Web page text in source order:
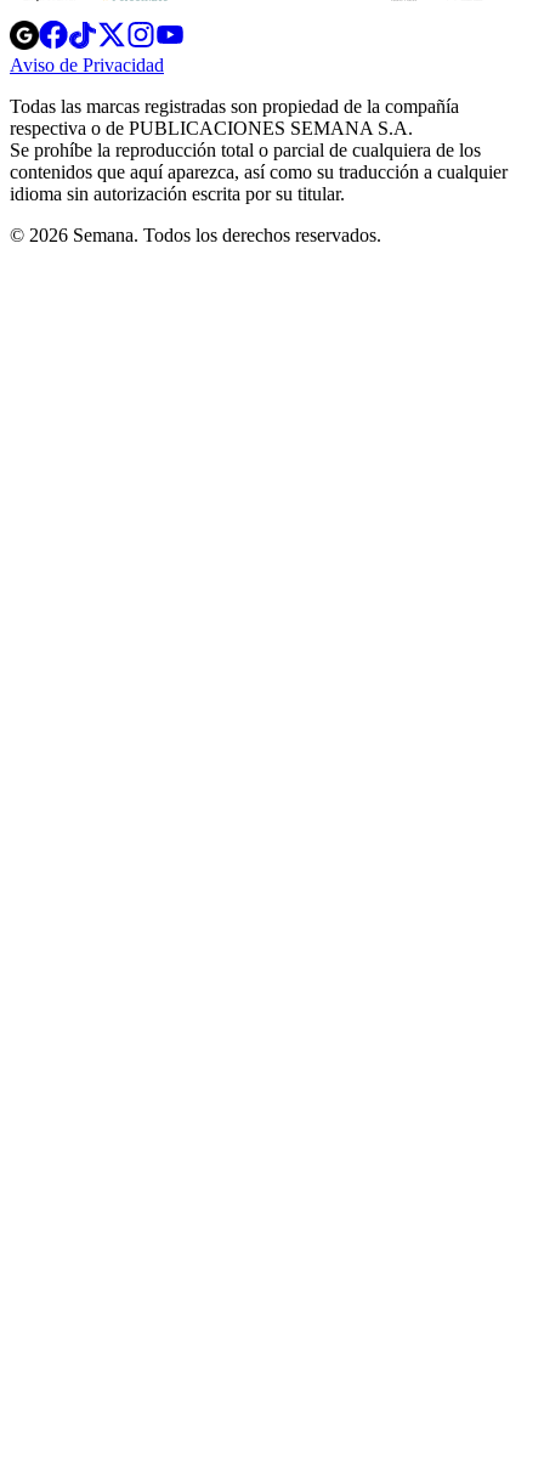
Opens
in
new
Opens
in
new
Opens
in
new
window
Opens
new
windowwindow
Aviso de Privacidad
new
window
Todas las marcas registradas son propiedad de la compañía
respectiva o de PUBLICACIONES SEMANA S.A.
Se prohíbe la reproducción total o parcial de cualquiera de los
contenidos que aquí aparezca, así como su traducción a cualquier
idioma sin autorización escrita por su titular.
© 2026 Semana. Todos los derechos reservados.